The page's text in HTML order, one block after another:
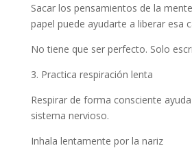
Sacar los pensamientos de la
papel puede ayudarte a liberar esa
No tiene que ser perfecto. Solo
3. Practica respiración lenta
Respirar de forma consciente
sistema nervioso.
Inhala lentamente por la nariz